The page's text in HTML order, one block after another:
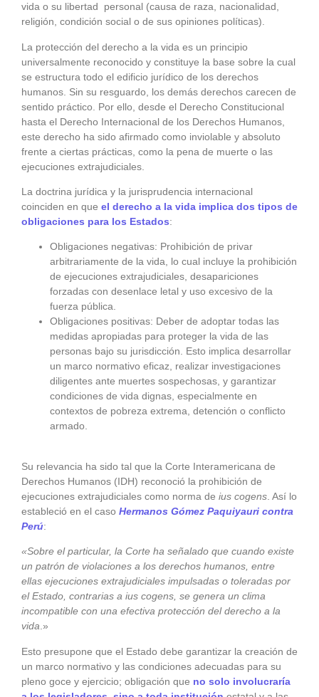
vida o su libertad personal (causa de raza, nacionalidad,
religión, condición social o de sus opiniones políticas).
La protección del derecho a la vida es un principio
universalmente reconocido y constituye la base sobre la cual
se estructura todo el edificio jurídico de los derechos
humanos. Sin su resguardo, los demás derechos carecen de
sentido práctico. Por ello, desde el Derecho Constitucional
hasta el Derecho Internacional de los Derechos Humanos,
este derecho ha sido afirmado como inviolable y absoluto
frente a ciertas prácticas, como la pena de muerte o las
ejecuciones extrajudiciales.
La doctrina jurídica y la jurisprudencia internacional
coinciden en que el derecho a la vida implica dos tipos de
obligaciones para los Estados:
Obligaciones negativas: Prohibición de privar
arbitrariamente de la vida, lo cual incluye la prohibición
de ejecuciones extrajudiciales, desapariciones
forzadas con desenlace letal y uso excesivo de la
fuerza pública.
Obligaciones positivas: Deber de adoptar todas las
medidas apropiadas para proteger la vida de las
personas bajo su jurisdicción. Esto implica desarrollar
un marco normativo eficaz, realizar investigaciones
diligentes ante muertes sospechosas, y garantizar
condiciones de vida dignas, especialmente en
contextos de pobreza extrema, detención o conflicto
armado.
Su relevancia ha sido tal que la Corte Interamericana de
Derechos Humanos (IDH) reconoció la prohibición de
ejecuciones extrajudiciales como norma de ius cogens . Así lo
estableció en el caso Hermanos Gómez Paquiyauri contra
Perú:
«Sobre el particular, la Corte ha señalado que cuando existe
un patrón de violaciones a los derechos humanos, entre
ellas ejecuciones extrajudiciales impulsadas o toleradas por
el Estado, contrarias a ius cogens, se genera un clima
incompatible con una efectiva protección del derecho a la
vida .»
Esto presupone que el Estado debe garantizar la creación de
un marco normativo y las condiciones adecuadas para su
pleno goce y ejercicio; obligación que no solo involucraría